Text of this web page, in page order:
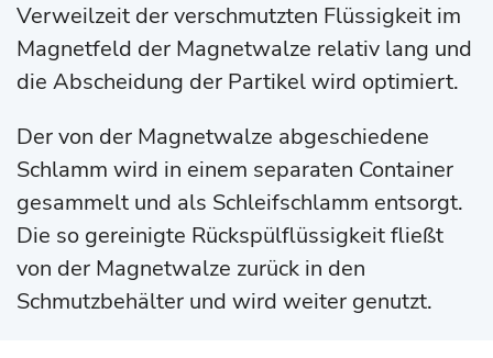
Verweilzeit der verschmutzten Flüssigkeit im
Magnetfeld der Magnetwalze relativ lang und
die Abscheidung der Partikel wird optimiert.
Der von der Magnetwalze abgeschiedene
Schlamm wird in einem separaten Container
gesammelt und als Schleifschlamm entsorgt.
Die so gereinigte Rückspülflüssigkeit fließt
von der Magnetwalze zurück in den
Schmutzbehälter und wird weiter genutzt.